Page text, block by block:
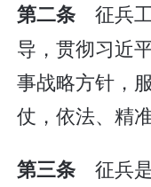
第二条 征兵
导，贯彻习近
事战略方针，
仗，依法、精
第三条 征兵